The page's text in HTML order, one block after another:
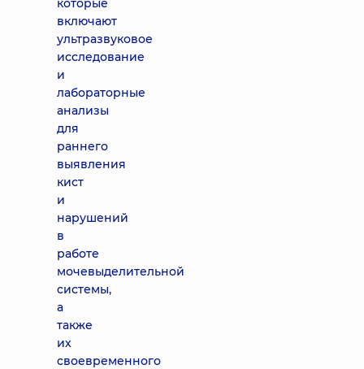
которые
включают
ультразвуковое
исследование
и
лабораторные
анализы
для
раннего
выявления
кист
и
нарушений
в
работе
мочевыделительной
системы,
а
также
их
своевременного